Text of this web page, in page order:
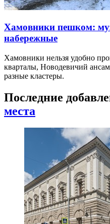
Хамовники пешком:
набережные
Хамовники нельзя удобно
кварталы, Новодевичий
разные кластеры.
Последние
места